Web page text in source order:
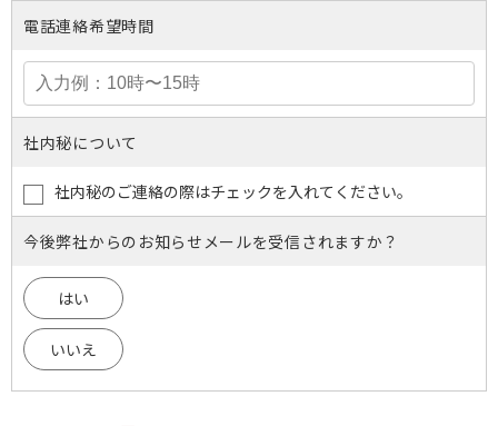
電話連絡希望時間
社内秘について
社内秘のご連絡の際はチェックを入れてください。
今後弊社からのお知らせメールを受信されますか？
はい
いいえ